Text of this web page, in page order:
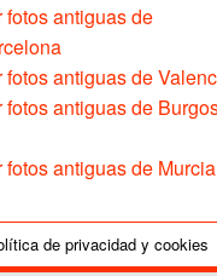
fotos antiguas de
fotos antiguas de
fotos antiguas de
fotos antiguas de Murcia
de privacidad y cookies